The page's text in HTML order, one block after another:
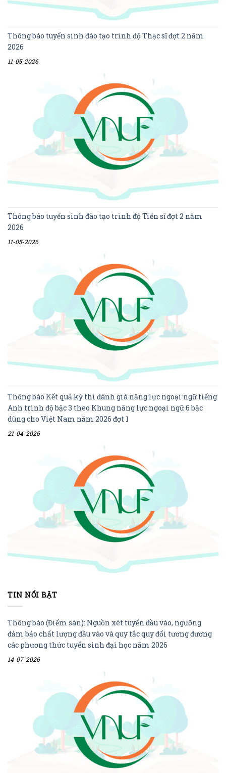
Thông báo tuyển sinh đào tạo trình độ Thạc sĩ đợt 2 năm
2026
11-05-2026
Thông báo tuyển sinh đào tạo trình độ Tiến sĩ đợt 2 năm
2026
11-05-2026
Thông báo Kết quả kỳ thi đánh giá năng lực ngoại ngữ tiếng
Anh trình độ bậc 3 theo Khung năng lực ngoại ngữ 6 bậc
dùng cho Việt Nam năm 2026 đợt 1
21-04-2026
TIN NỔI BẬT
Thông báo (Điểm sàn): Nguồn xét tuyển đầu vào, ngưỡng
đảm bảo chất lượng đầu vào và quy tắc quy đổi tương đương
các phương thức tuyển sinh đại học năm 2026
14-07-2026